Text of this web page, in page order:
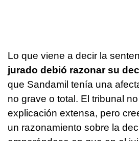
Lo que viene a decir la
jurado debió razonar su
que Sandamil tenía una
no grave o total. El tribunal
explicación extensa, pero
un razonamiento sobre la